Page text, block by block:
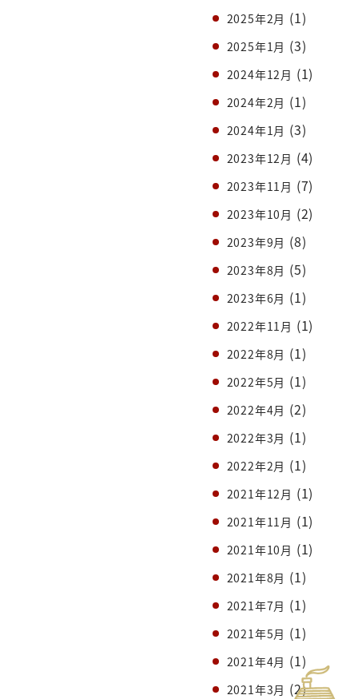
2025年2月 (1)
2025年1月 (3)
2024年12月 (1)
2024年2月 (1)
2024年1月 (3)
2023年12月 (4)
2023年11月 (7)
2023年10月 (2)
2023年9月 (8)
2023年8月 (5)
2023年6月 (1)
2022年11月 (1)
2022年8月 (1)
2022年5月 (1)
2022年4月 (2)
2022年3月 (1)
2022年2月 (1)
2021年12月 (1)
2021年11月 (1)
2021年10月 (1)
2021年8月 (1)
2021年7月 (1)
2021年5月 (1)
2021年4月 (1)
2021年3月 (2)